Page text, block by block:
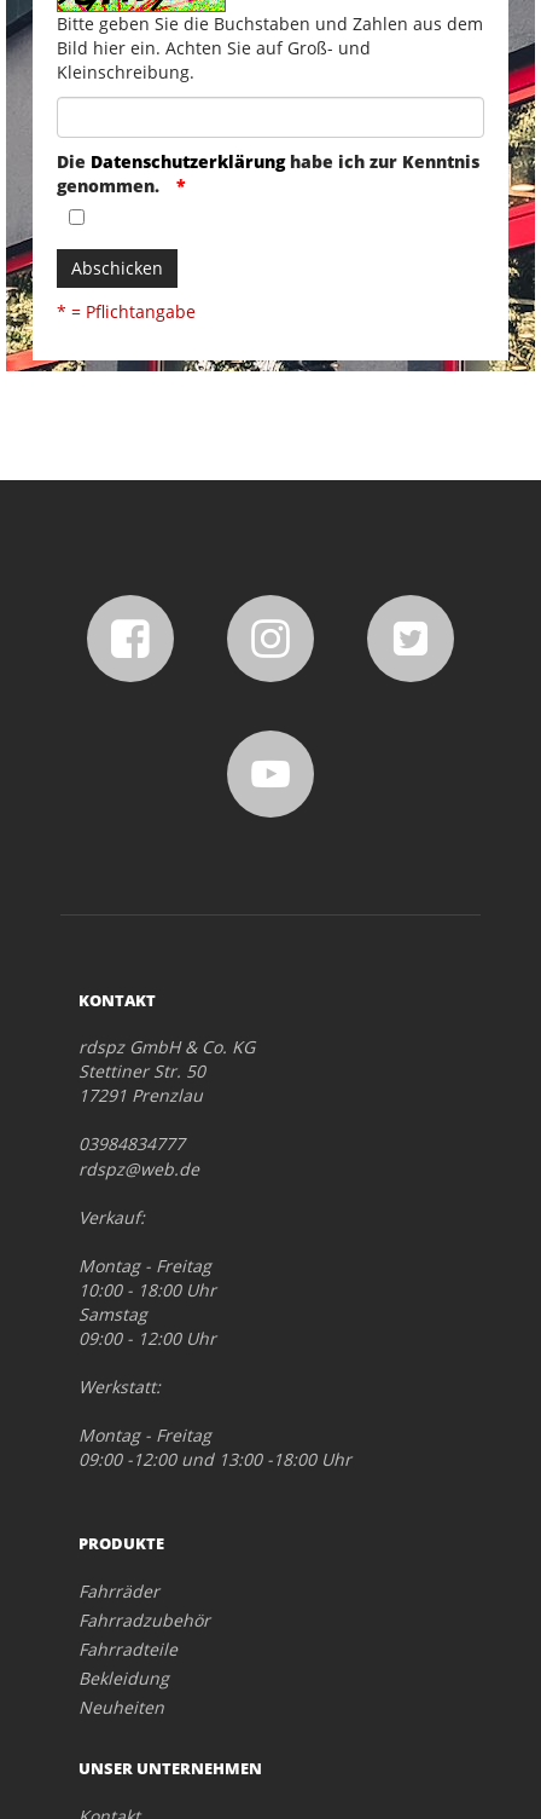
Bitte geben Sie die Buchstaben und Zahlen aus dem
Bild hier ein. Achten Sie auf Groß- und
Kleinschreibung.
Die Datenschutzerklärunghabe ich zur Kenntnis
genommen.
Abschicken
* = Pflichtangabe
KONTAKT
rdspz GmbH & Co. KG
Stettiner Str. 50
17291 Prenzlau
03984834777
rdspz@web.de
Verkauf:
Montag - Freitag
10:00 - 18:00 Uhr
Samstag
09:00 - 12:00 Uhr
Werkstatt:
Montag - Freitag
09:00 -12:00 und 13:00 -18:00 Uhr
PRODUKTE
Fahrräder
Fahrradzubehör
Fahrradteile
Bekleidung
Neuheiten
UNSER UNTERNEHMEN